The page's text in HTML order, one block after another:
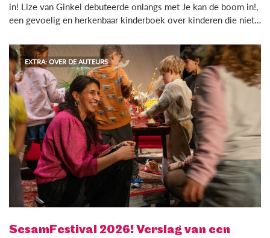
in! Lize van Ginkel debuteerde onlangs met Je kan de boom in!,
een gevoelig en herkenbaar kinderboek over kinderen die niet…
EXTRA: OVER DE AUTEURS
SesamFestival 2026! Verslag van een